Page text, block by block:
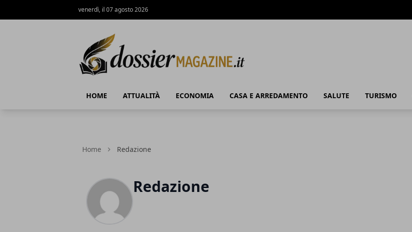
venerdì, il 07 agosto 2026
HOME ATTUALITÀ ECONOMIA CASA E ARREDAMENTO SALUTE TURISMO
Home Redazione
Redazione